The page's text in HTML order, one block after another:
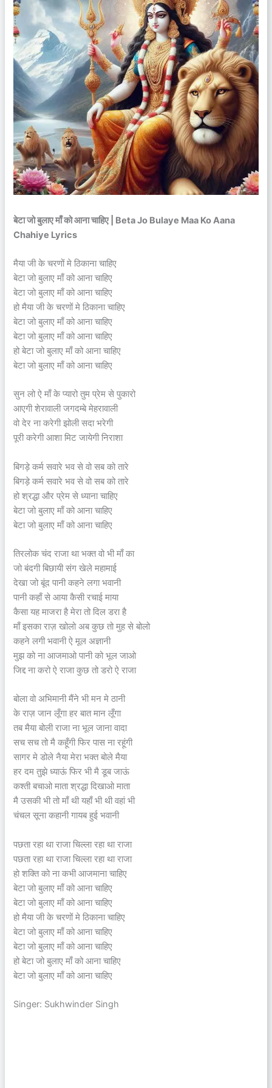
बेटा जो बुलाए माँ को आना चाहिए | Beta Jo Bulaye Maa Ko Aana
Chahiye Lyrics
मैया जी के चरणों मे ठिकाना चाहिए
बेटा जो बुलाए माँ को आना चाहिए
बेटा जो बुलाए माँ को आना चाहिए
हो मैया जी के चरणों मे ठिकाना चाहिए
बेटा जो बुलाए माँ को आना चाहिए
बेटा जो बुलाए माँ को आना चाहिए
हो बेटा जो बुलाए माँ को आना चाहिए
बेटा जो बुलाए माँ को आना चाहिए
सुन लो ऐ माँ के प्यारो तुम प्रेम से पुकारो
आएगी शेरावाली जगदम्बे मेहरावाली
वो देर ना करेगी झोली सदा भरेगी
पूरी करेगी आशा मिट जायेगी निराशा
बिगड़े कर्म सवारे भव से वो सब को तारे
बिगड़े कर्म सवारे भव से वो सब को तारे
हो श्रद्धा और प्रेम से ध्याना चाहिए
बेटा जो बुलाए माँ को आना चाहिए
बेटा जो बुलाए माँ को आना चाहिए
तिरलोक चंद राजा था भक्त वो भी माँ का
जो बंदगी बिछायी संग खेले महामाई
देखा जो बूंद पानी कहने लगा भवानी
पानी कहाँ से आया कैसी रचाई माया
कैसा यह माजरा है मेरा तो दिल डरा है
माँ इसका राज़ खोलो अब कुछ तो मुह से बोलो
कहने लगी भवानी ऐ मूल अज्ञानी
मुझ को ना आजमाओ पानी को भूल जाओ
जिद्द ना करो ऐ राजा कुछ तो डरो ऐ राजा
बोला वो अभिमानी मैंने भी मन मे ठानी
के राज़ जान लूँगा हर बात मान लूँगा
तब मैया बोली राजा ना भूल जाना वादा
सच सच तो मै कहूँगी फिर पास ना रहूंगी
सागर मे डोले नैया मेरा भक्त बोले मैया
हर दम तुझे ध्याऊं फिर भी मै डूब जाऊं
कश्ती बचाओ माता श्रद्धा दिखाओ माता
मै उसकी भी तो माँ थी यहाँ भी थी वहां भी
चंचल सूना कहानी गायब हुई भवानी
पछता रहा था राजा चिल्ला रहा था राजा
पछता रहा था राजा चिल्ला रहा था राजा
हो शक्ति को ना कभी आजमाना चाहिए
बेटा जो बुलाए माँ को आना चाहिए
बेटा जो बुलाए माँ को आना चाहिए
हो मैया जी के चरणों मे ठिकाना चाहिए
बेटा जो बुलाए माँ को आना चाहिए
बेटा जो बुलाए माँ को आना चाहिए
हो बेटा जो बुलाए माँ को आना चाहिए
बेटा जो बुलाए माँ को आना चाहिए
Singer: Sukhwinder Singh